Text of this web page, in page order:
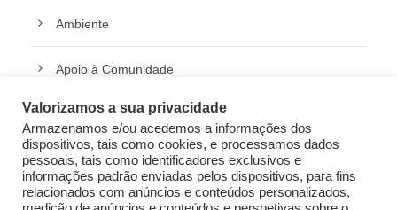
Ambiente
Apoio à Comunidade
Clube de Voluntários
Emergência Social
Empowerment
Valorizamos a sua privacidade
Armazenamos e/ou acedemos a informações dos
dispositivos, tais como cookies, e processamos dados
pessoais, tais como identificadores exclusivos e
informações padrão enviadas pelos dispositivos, para fins
relacionados com anúncios e conteúdos personalizados,